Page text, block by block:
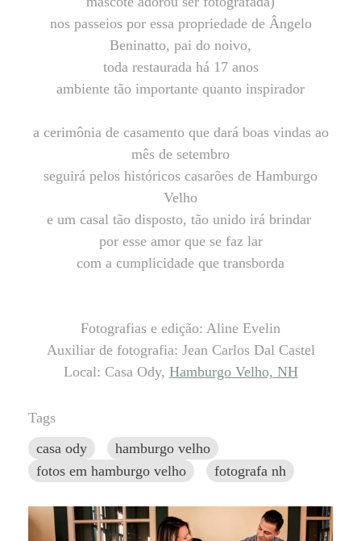
nos passeios por essa propriedade de Ângelo
Beninatto, pai do noivo,
toda restaurada há 17 anos
ambiente tão importante quanto inspirador
a cerimônia de casamento que dará boas vindas ao
mês de setembro
seguirá pelos históricos casarões de Hamburgo
Velho
e um casal tão disposto, tão unido irá brindar
por esse amor que se faz lar
com a cumplicidade que transborda
Fotografias e edição: Aline Evelin
Auxiliar de fotografia: Jean Carlos Dal Castel
Local: Casa Ody, Hamburgo Velho, NH
Tags
casa ody
hamburgo velho
fotos em hamburgo velho
fotografa nh